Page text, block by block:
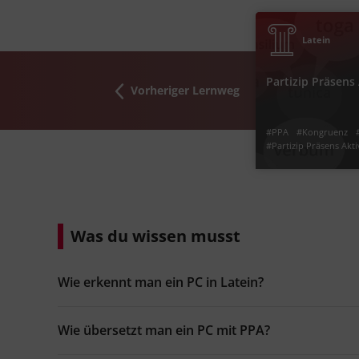
einfach: mittel: schwer:
Vorheriger Lernweg
Latein
Partizip Präsens
#PPA #Kongruenz
#Partizip Präsens
Was du wissen musst
Wie erkennt man ein PC in Latein?
Wie übersetzt man ein PC mit PPA?